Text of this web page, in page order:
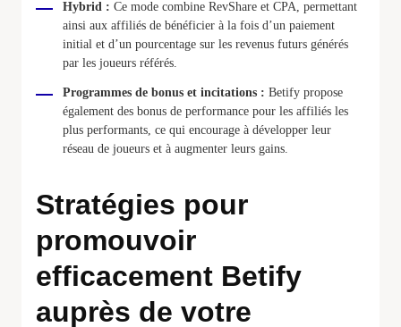
Hybrid : Ce mode combine RevShare et CPA, permettant
ainsi aux affiliés de bénéficier à la fois d’un paiement
initial et d’un pourcentage sur les revenus futurs générés
par les joueurs référés.
Programmes de bonus et incitations : Betify propose
également des bonus de performance pour les affiliés les
plus performants, ce qui encourage à développer leur
réseau de joueurs et à augmenter leurs gains.
Stratégies pour
promouvoir
efficacement Betify
auprès de votre